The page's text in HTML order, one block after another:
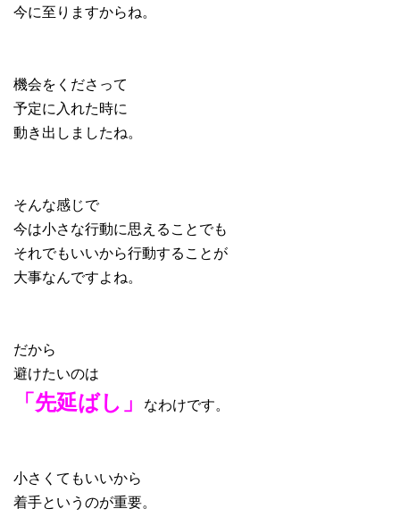
今に至りますからね。
機会をくださって
予定に入れた時に
動き出しましたね。
そんな感じで
今は小さな行動に思えることでも
それでもいいから行動することが
大事なんですよね。
だから
避けたいのは
「先延ばし」 なわけです。
小さくてもいいから
着手というのが重要。